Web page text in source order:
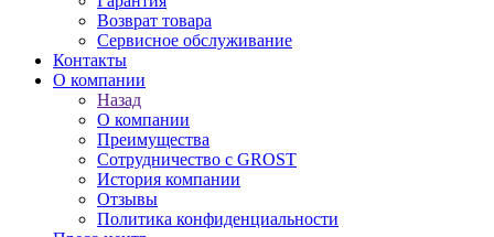
Возврат товара
Сервисное обслуживание
Контакты
О компании
Назад
О компании
Преимущества
Сотрудничество с GROST
История компании
Отзывы
Политика конфиденциальности